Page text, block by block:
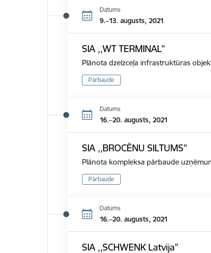
Datums
9.–13. augusts, 2021
SIA ,,WT TERMINAL”
Plānota dzelzceļa infrastruktūras
Pārbaude
Datums
16.–20. augusts, 2021
SIA ,,BROCĒNU SILTUMS”
Plānota kompleksa pārbaude
Pārbaude
Datums
16.–20. augusts, 2021
SIA ,,SCHWENK Latvija”